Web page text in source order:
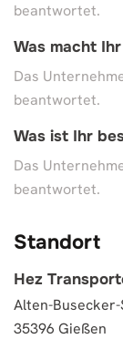
beantwortet.
Was macht
Das
beantwortet.
Was ist Ihr
Das
beantwortet.
Standort
Hez
Alten-Busecker-
35396 Gießen